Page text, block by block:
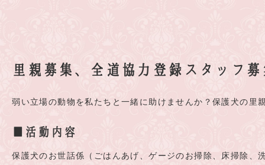
里親募集、全道協力登録スタッフ
弱い立場の動物を私たちと一緒に助けませんか？保護犬の里
■活動内容
保護犬のお世話係（ごはんあげ、ゲージのお掃除、床掃除、